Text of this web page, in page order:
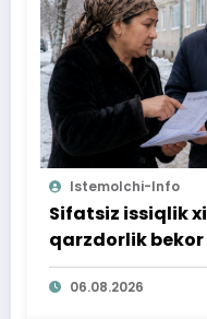
Istemolchi-Info
Sifatsiz issiqlik
qarzdorlik
06.08.2026